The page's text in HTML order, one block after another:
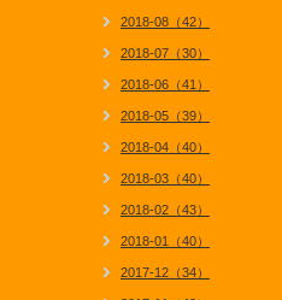
2018-08（42）
2018-07（30）
2018-06（41）
2018-05（39）
2018-04（40）
2018-03（40）
2018-02（43）
2018-01（40）
2017-12（34）